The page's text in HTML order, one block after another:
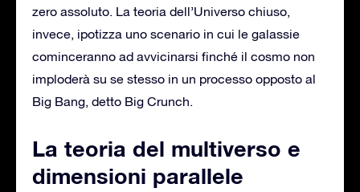
zero assoluto. La teoria dell’Universo chiuso,
invece, ipotizza uno scenario in cui le galassie
cominceranno ad avvicinarsi finché il cosmo non
imploderà su se stesso in un processo opposto al
Big Bang, detto Big Crunch.
La teoria del multiverso e
dimensioni parallele